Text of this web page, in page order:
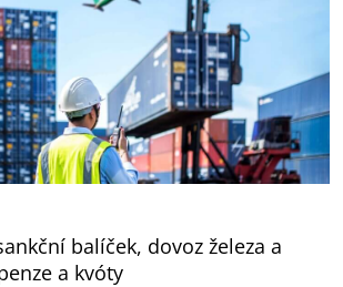
balíček, dovoz železa a
a kvóty